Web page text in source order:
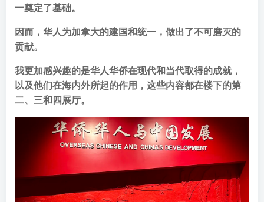
一奠定了基础。
因而，华人为加拿大的建国和统一，做出了不可磨灭的
贡献。
我更加感兴趣的是华人华侨在现代和当代取得的成就，
以及他们在海内外所起的作用，这些内容都在楼下的第
二、三和四展厅。